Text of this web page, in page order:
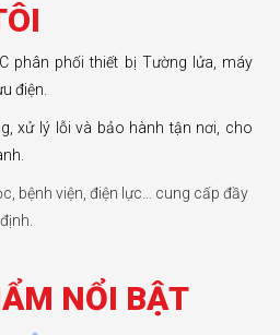
phân phối thiết bị Tường lửa, máy
điện.
xử lý lỗi và bảo hành tận nơi, cho
bệnh viện, điện lực… cung cấp đầy
NỔI BẬT